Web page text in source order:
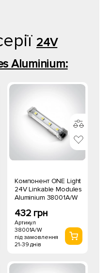
24V
Aluminium:
Компонент ONE Light
24V Linkable Modules
Aluminium 38001A/W
432 грн
Артикул
38001A/W
під замовлення
21-39 днів